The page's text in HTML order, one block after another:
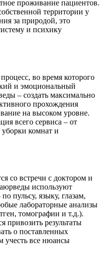
проживание пациентов.
территории у
за природой, это
и психику
во время которого
и эмоциональный
– создать максимально
прохождения
на высоком уровне.
всего сервиса – от
уборки комнат и
со встречи с доктором и
используют
пульсу, языку, глазам,
лабораторные анализы
томографии и т.д.).
привозить результаты
о поставленных
учесть все нюансы